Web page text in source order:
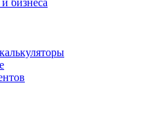
бизнеса